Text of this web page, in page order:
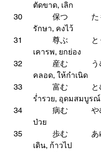
	ตัดขาด, เลิก
30		保つ		たもつ
	รักษา, คงไว้
31		尊ぶ		とうとぶ
	เคารพ, ยกย่อง
32		産む		うむ
	คลอด, ให้กำเนิด
33		富む		とむ
	ร่ำรวย, อุดมสมบูรณ์
34		病む		やむ
	ป่วย
35		歩む		あゆむ
	เดิน, ก้าวไป